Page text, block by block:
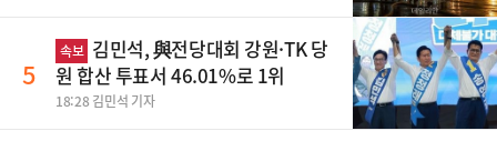
5
속보 김민석, 與전당대회 강원·TK 당
원 합산 투표서 46.01%로 1위
18:28 김민석 기자